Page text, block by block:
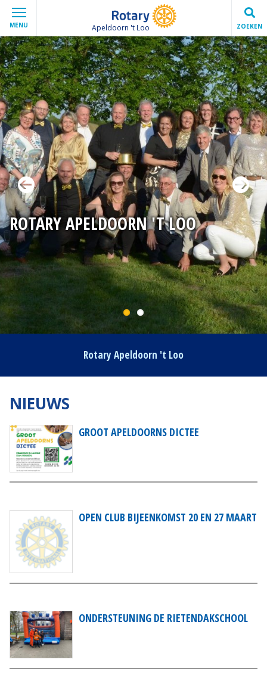
MENU Apeldoorn 't Loo ZOEKEN
ROTARY APELDOORN 'T LOO
Rotary Apeldoorn 't Loo
NIEUWS
GROOT APELDOORNS DICTEE
OPEN CLUB BIJEENKOMST 20 EN 27 MAART
ONDERSTEUNING DE RIETENDAKSCHOOL